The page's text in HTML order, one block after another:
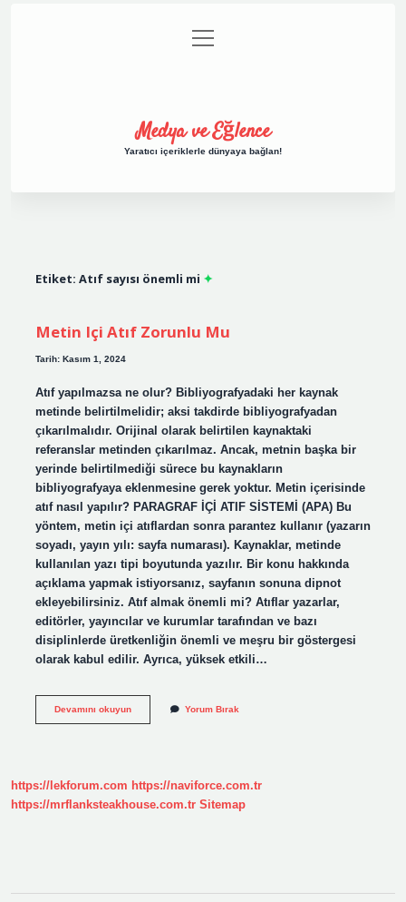
Gizlilik Politikası
menüyü
aç
Medya ve Eğlence
Yaratıcı içeriklerle dünyaya bağlan!
Etiket: Atıf sayısı önemli mi
Metin Içi Atıf Zorunlu Mu
Tarih: Kasım 1, 2024
Atıf yapılmazsa ne olur? Bibliyografyadaki her kaynak
metinde belirtilmelidir; aksi takdirde bibliyografyadan
çıkarılmalıdır. Orijinal olarak belirtilen kaynaktaki
referanslar metinden çıkarılmaz. Ancak, metnin başka bir
yerinde belirtilmediği sürece bu kaynakların
bibliyografyaya eklenmesine gerek yoktur. Metin içerisinde
atıf nasıl yapılır? PARAGRAF İÇİ ATIF SİSTEMİ (APA) Bu
yöntem, metin içi atıflardan sonra parantez kullanır (yazarın
soyadı, yayın yılı: sayfa numarası). Kaynaklar, metinde
kullanılan yazı tipi boyutunda yazılır. Bir konu hakkında
açıklama yapmak istiyorsanız, sayfanın sonuna dipnot
ekleyebilirsiniz. Atıf almak önemli mi? Atıflar yazarlar,
editörler, yayıncılar ve kurumlar tarafından ve bazı
disiplinlerde üretkenliğin önemli ve meşru bir göstergesi
olarak kabul edilir. Ayrıca, yüksek etkili…
Devamını okuyunMetin
Yorum Bırak
https://lekforum.com https://naviforce.com.tr
https://mrflanksteakhouse.com.tr Sitemap